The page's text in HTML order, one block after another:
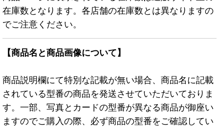
在庫数となります。各店舗の在庫数とは異なりますの
でご注意ください。
【商品名と商品画像について】
商品説明欄にて特別な記載が無い場合、商品名に記載
されている型番の商品を発送させていただいておりま
す。一部、写真とカードの型番が異なる商品が御座い
ますのでご購入の際、必ず商品の型番をご確認してい